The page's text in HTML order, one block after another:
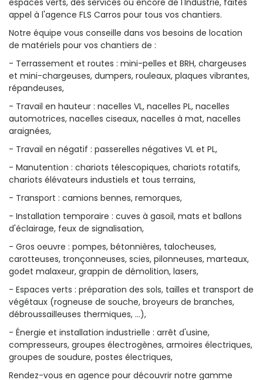
appel à l'agence FLS Carros pour tous vos chantiers.
Notre équipe vous conseille dans vos besoins de location
de matériels pour vos chantiers de :
- Terrassement et routes : mini-pelles et BRH, chargeuses
et mini-chargeuses, dumpers, rouleaux, plaques vibrantes,
répandeuses,
- Travail en hauteur : nacelles VL, nacelles PL, nacelles
automotrices, nacelles ciseaux, nacelles à mat, nacelles
araignées,
- Travail en négatif : passerelles négatives VL et PL,
- Manutention : chariots télescopiques, chariots rotatifs,
chariots élévateurs industiels et tous terrains,
- Transport : camions bennes, remorques,
- Installation temporaire : cuves à gasoil, mats et ballons
d'éclairage, feux de signalisation,
- Gros oeuvre : pompes, bétonnières, talocheuses,
carotteuses, tronçonneuses, scies, pilonneuses, marteaux,
godet malaxeur, grappin de démolition, lasers,
- Espaces verts : préparation des sols, tailles et transport de
végétaux (rogneuse de souche, broyeurs de branches,
débroussailleuses thermiques, ...),
- Énergie et installation industrielle : arrêt d'usine,
compresseurs, groupes électrogènes, armoires électriques,
groupes de soudure, postes électriques,
Rendez-vous en agence pour découvrir notre gamme